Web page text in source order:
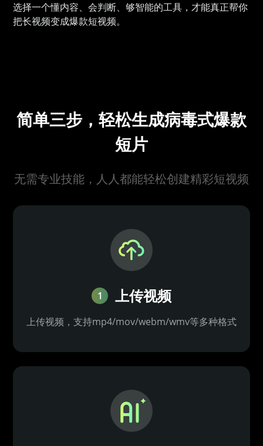
选择一个懂内容、会判断、够智能的工具，才能真正帮你
把长视频变成爆款短视频。
简单三步，轻松生成病毒式爆款
短片
无需专业技能，人人都能轻松创建精彩短视频
1 上传视频
上传视频，支持mp4/mov/webm/wmv等多种格式